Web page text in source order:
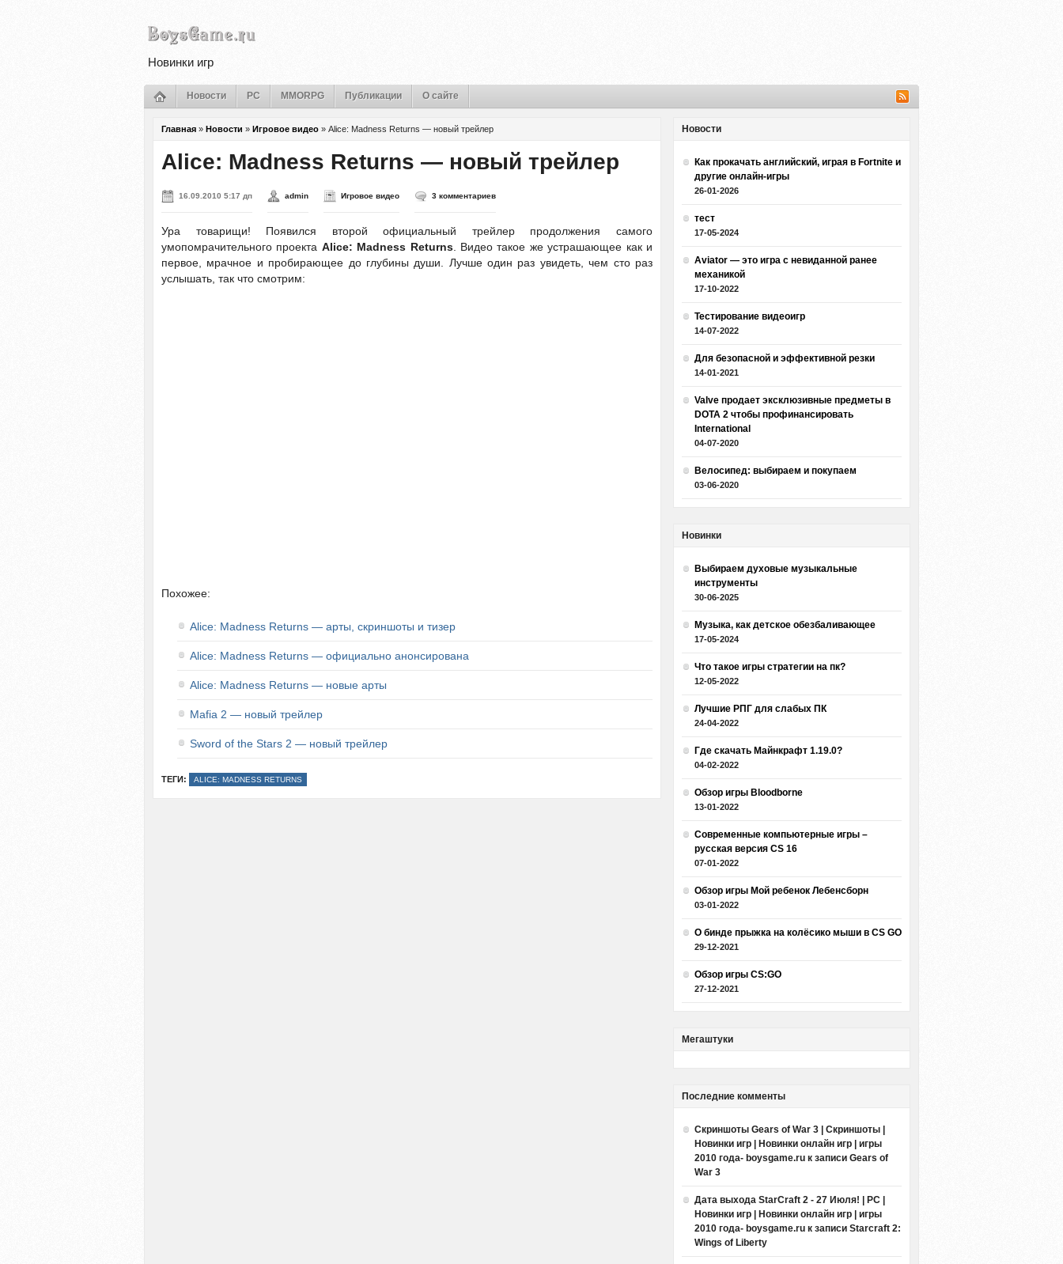
Новинки игр
Новости PC MMORPG Публикации О сайте
Главная » Новости » Игровое видео » Alice: Madness Returns — новый трейлер
Alice: Madness Returns — новый трейлер
16.09.2010 5:17 дп admin Игровое видео 3 комментариев
Ура товарищи! Появился второй официальный трейлер продолжения самого
умопомрачительного проекта Alice: Madness Returns. Видео такое же устрашающее как и
первое, мрачное и пробирающее до глубины души. Лучше один раз увидеть, чем сто раз
услышать, так что смотрим:
Похожее:
Alice: Madness Returns — арты, скриншоты и тизер
Alice: Madness Returns — официально анонсирована
Alice: Madness Returns — новые арты
Mafia 2 — новый трейлер
Sword of the Stars 2 — новый трейлер
ТЕГИ: ALICE: MADNESS RETURNS
Новости
Как прокачать английский, играя в Fortnite и
другие онлайн-игры
26-01-2026
тест
17-05-2024
Aviator — это игра с невиданной ранее
механикой
17-10-2022
Тестирование видеоигр
14-07-2022
Для безопасной и эффективной резки
14-01-2021
Valve продает эксклюзивные предметы в
DOTA 2 чтобы профинансировать
International
04-07-2020
Велосипед: выбираем и покупаем
03-06-2020
Новинки
Выбираем духовые музыкальные
инструменты
30-06-2025
Музыка, как детское обезбаливающее
17-05-2024
Что такое игры стратегии на пк?
12-05-2022
Лучшие РПГ для слабых ПК
24-04-2022
Где скачать Майнкрафт 1.19.0?
04-02-2022
Обзор игры Bloodborne
13-01-2022
Современные компьютерные игры –
русская версия CS 16
07-01-2022
Обзор игры Мой ребенок Лебенсборн
03-01-2022
О бинде прыжка на колёсико мыши в CS GO
29-12-2021
Обзор игры CS:GO
27-12-2021
Мегаштуки
Последние комменты
Скриншоты Gears of War 3 | Скриншоты |
Новинки игр | Новинки онлайн игр | игры
2010 года- boysgame.ru к записи Gears of
War 3
Дата выхода StarCraft 2 - 27 Июля! | PC |
Новинки игр | Новинки онлайн игр | игры
2010 года- boysgame.ru к записи Starcraft 2:
Wings of Liberty